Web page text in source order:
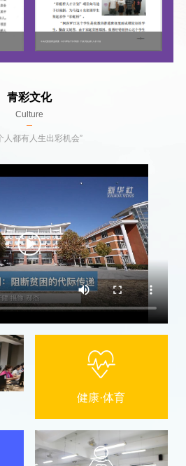
中央纪委国家监察委《对口帮扶工作简报》刊发“彩虹桥”人才计划
青彩文化
Culture
人都有人生出彩机会”
健康·体育